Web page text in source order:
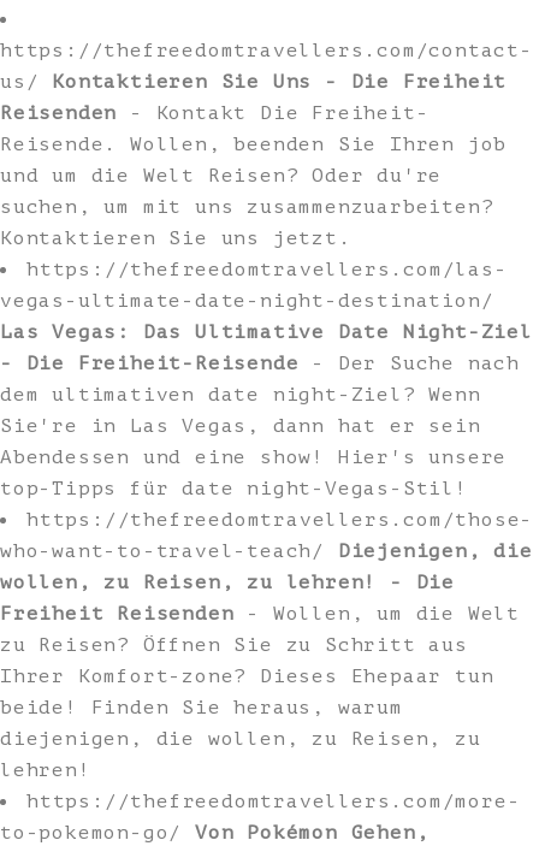
https://thefreedomtravellers.com/contact-
us/ Kontaktieren Sie Uns - Die Freiheit
Reisenden - Kontakt Die Freiheit-
Reisende. Wollen, beenden Sie Ihren job
und um die Welt Reisen? Oder du're
suchen, um mit uns zusammenzuarbeiten?
Kontaktieren Sie uns jetzt.
https://thefreedomtravellers.com/las-
vegas-ultimate-date-night-destination/
Las Vegas: Das Ultimative Date Night-Ziel
- Die Freiheit-Reisende - Der Suche nach
dem ultimativen date night-Ziel? Wenn
Sie're in Las Vegas, dann hat er sein
Abendessen und eine show! Hier's unsere
top-Tipps für date night-Vegas-Stil!
https://thefreedomtravellers.com/those-
who-want-to-travel-teach/
Diejenigen, die
wollen, zu Reisen, zu lehren! - Die
Freiheit Reisenden - Wollen, um die Welt
zu Reisen? Öffnen Sie zu Schritt aus
Ihrer Komfort-zone? Dieses Ehepaar tun
beide! Finden Sie heraus, warum
diejenigen, die wollen, zu Reisen, zu
lehren!
https://thefreedomtravellers.com/more-
to-pokemon-go/Von Pokémon Gehen,